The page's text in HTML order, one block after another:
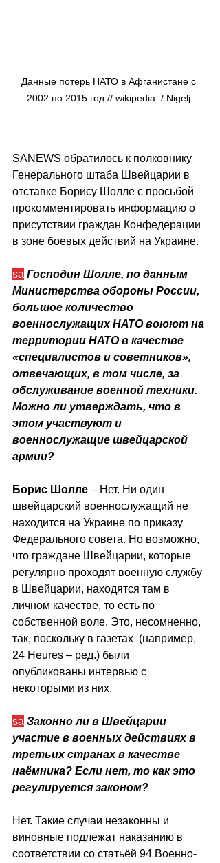
Данные потерь НАТО в Афганистане с
2002 по 2015 год // wikipedia  / Nigelj.
SANEWS обратилось к полковнику
Генерального штаба Швейцарии в
отставке Борису Шолле с просьбой
прокомментировать информацию о
присутствии граждан Конфедерации
в зоне боевых действий на Украине.
sa Господин Шолле, по данным
Министерства обороны России,
большое количество
военнослужащих НАТО воюют на
территории НАТО в качестве
«специалистов и советников»,
отвечающих, в том числе, за
обслуживание военной техники.
Можно ли утверждать, что в
этом участвуют и
военнослужащие швейцарской
армии?
Борис Шолле – Нет. Ни один
швейцарский военнослужащий не
находится на Украине по приказу
Федерального совета. Но возможно,
что граждане Швейцарии, которые
регулярно проходят военную службу
в Швейцарии, находятся там в
личном качестве, то есть по
собственной воле. Это, несомненно,
так, поскольку в газетах  (например,
24 Heures – ред.) были
опубликованы интервью с
некоторыми из них.
sa Законно ли в Швейцарии
участие в военных действиях в
третьих странах в качестве
наёмника? Если нет, то как это
регулируется законом?
Нет. Такие случаи незаконны и
виновные подлежат наказанию в
соответствии со статьёй 94 Военно-